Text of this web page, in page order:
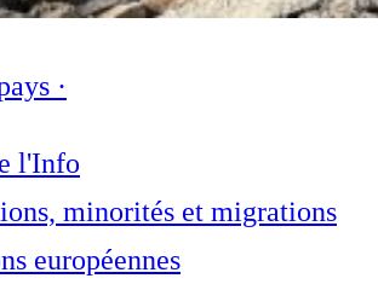
·
l'Info
minorités et migrations
européennes